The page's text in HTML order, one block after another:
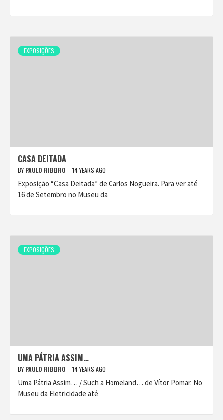
EXPOSIÇÕES
CASA DEITADA
BY PAULO RIBEIRO 14 YEARS AGO
Exposição “Casa Deitada” de Carlos Nogueira. Para ver até
16 de Setembro no Museu da
EXPOSIÇÕES
UMA PÁTRIA ASSIM…
BY PAULO RIBEIRO 14 YEARS AGO
Uma Pátria Assim… / Such a Homeland… de Vítor Pomar. No
Museu da Eletricidade até